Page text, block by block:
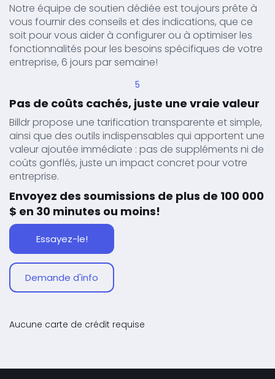
Notre équipe de soutien dédiée est toujours prête à
vous fournir des conseils et des indications, que ce
soit pour vous aider à configurer ou à optimiser les
fonctionnalités pour les besoins spécifiques de votre
entreprise, 6 jours par semaine!
5
Pas de coûts cachés, juste une vraie valeur
Billdr propose une tarification transparente et simple,
ainsi que des outils indispensables qui apportent une
valeur ajoutée immédiate : pas de suppléments ni de
coûts gonflés, juste un impact concret pour votre
entreprise.
Envoyez des soumissions de plus de 100 000
$ en 30 minutes ou moins!
Essayez-le!
Demande d'info
Aucune carte de crédit requise